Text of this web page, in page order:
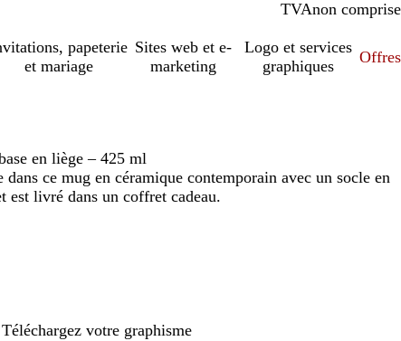
TVAcomprise
non comprise
papeterie
et mariage
Sites web et e-
marketing
Logo et services
graphiques
Offres
en liège – 425 ml
dans ce mug en céramique contemporain avec un socle en
livré dans un coffret cadeau.
Téléchargez votre graphisme